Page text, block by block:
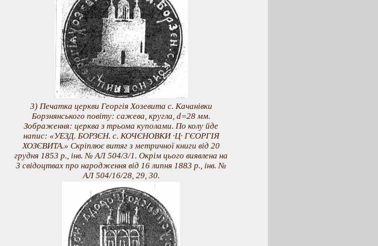
3) Печатка церкви Георгія Хозевита с. Качанівки
Борзнянського повіту: сажева, кругла, d=28 мм.
Зображення: церква з трьома куполами. По колу йде
напис: «УЕЗД. БОРЗЄН. с. КОЧЄНОВКИ ·Ц· ГЄОРГІЯ
ХОЗЄВИТА.» Скріплює витяг з метричної книги від 20
грудня 1853 р., інв. № АЛ 504/3/1. Окрім цього виявлена на
3 свідоцтвах про народження від 16 липня 1883 р., інв. №
АЛ 504/16/28, 29, 30.